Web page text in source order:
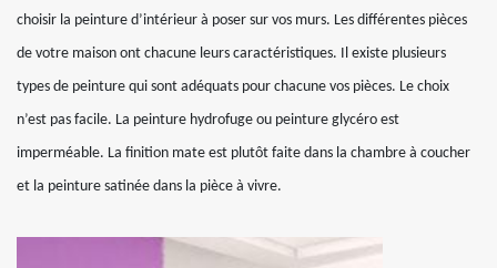
choisir la peinture d’intérieur à poser sur vos murs. Les différentes pièces
de votre maison ont chacune leurs caractéristiques. Il existe plusieurs
types de peinture qui sont adéquats pour chacune vos pièces. Le choix
n’est pas facile. La peinture hydrofuge ou peinture glycéro est
imperméable. La finition mate est plutôt faite dans la chambre à coucher
et la peinture satinée dans la pièce à vivre.